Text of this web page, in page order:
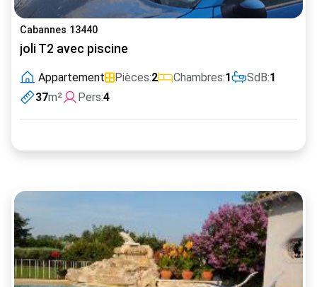
Cabannes 13440
joli T2 avec piscine
Appartement Pièces:2 Chambres:1 SdB:1
37m² Pers:4